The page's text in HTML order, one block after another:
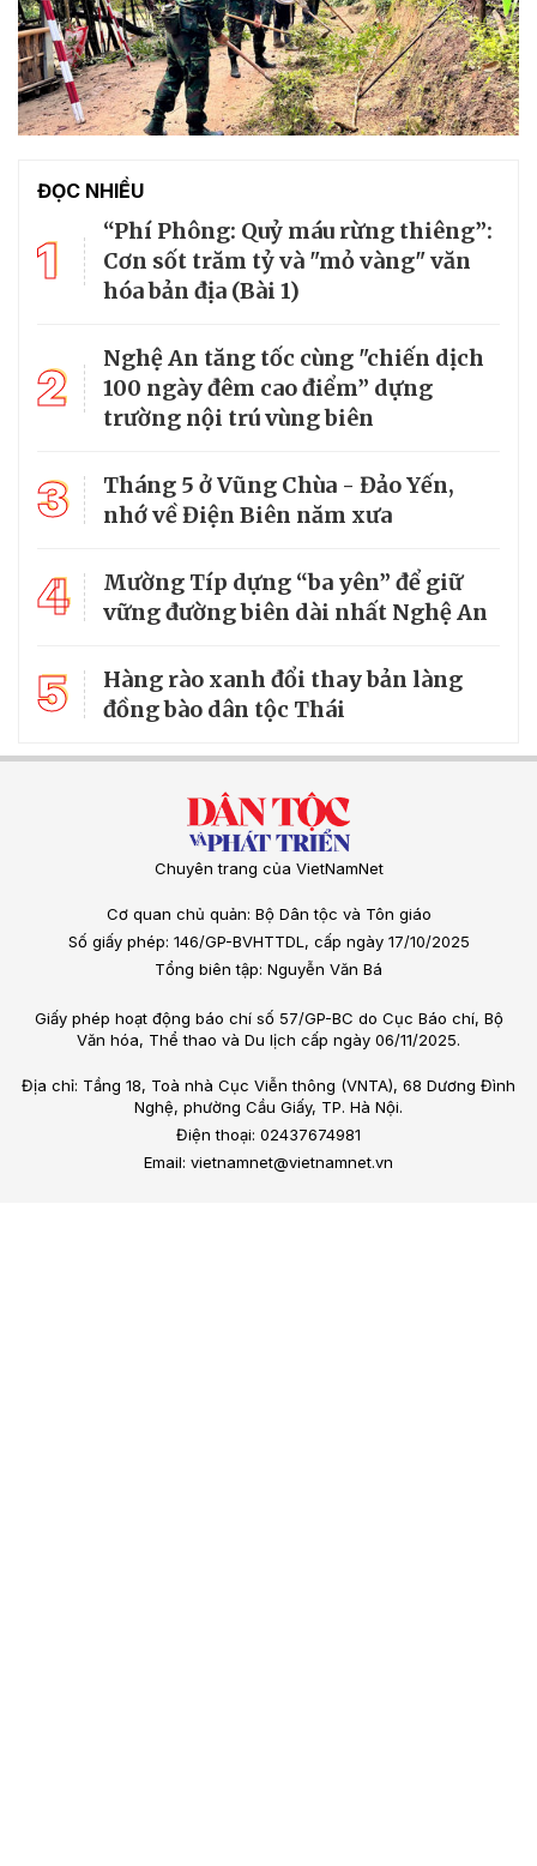
ĐỌC NHIỀU
1
“Phí Phông: Quỷ máu rừng thiêng”:
Cơn sốt trăm tỷ và "mỏ vàng" văn
hóa bản địa (Bài 1)
2
Nghệ An tăng tốc cùng "chiến dịch
100 ngày đêm cao điểm” dựng
trường nội trú vùng biên
3
Tháng 5 ở Vũng Chùa - Đảo Yến,
nhớ về Điện Biên năm xưa
4
Mường Típ dựng “ba yên” để giữ
vững đường biên dài nhất Nghệ An
5
Hàng rào xanh đổi thay bản làng
đồng bào dân tộc Thái
Chuyên trang của VietNamNet
Cơ quan chủ quản: Bộ Dân tộc và Tôn giáo
Số giấy phép: 146/GP-BVHTTDL, cấp ngày 17/10/2025
Tổng biên tập: Nguyễn Văn Bá
Giấy phép hoạt động báo chí số 57/GP-BC do Cục Báo chí, Bộ
Văn hóa, Thể thao và Du lịch cấp ngày 06/11/2025.
Địa chỉ: Tầng 18, Toà nhà Cục Viễn thông (VNTA), 68 Dương Đình
Nghệ, phường Cầu Giấy, TP. Hà Nội.
Điện thoại: 02437674981
Email: vietnamnet@vietnamnet.vn